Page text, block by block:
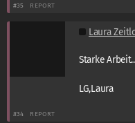
#35 REPORT
Laura
Starke
LG,Laura
#34 REPORT